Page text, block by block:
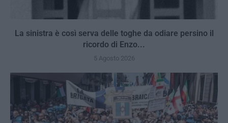
La sinistra è così serva delle toghe da odiare persino il
ricordo di Enzo...
5 Agosto 2026